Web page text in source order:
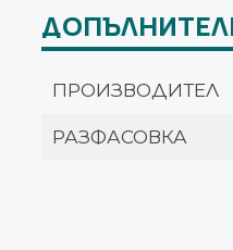
ПРОИЗВОДИТЕЛ
РАЗФАСОВКА